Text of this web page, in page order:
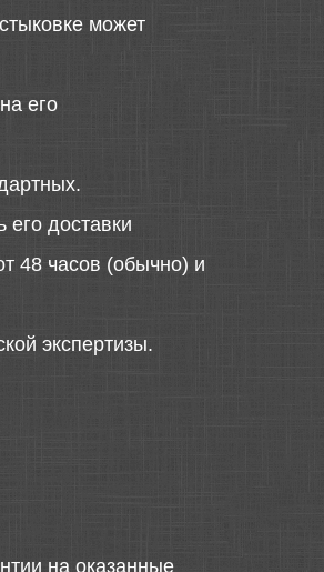
может
его
доставки
48 часов (обычно) и
экспертизы.
на оказанные